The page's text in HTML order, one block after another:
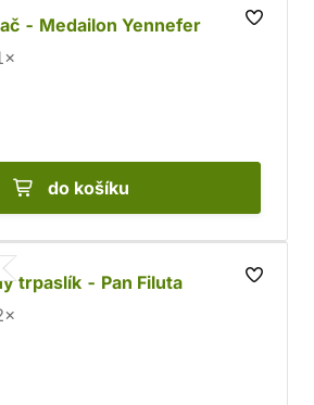
- Medailon Yennefer
do košíku
trpaslík - Pan Filuta